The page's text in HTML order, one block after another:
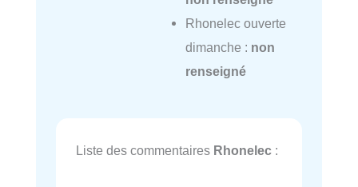
Rhonelec ouverte
dimanche : non
renseigné
Liste des commentaires Rhonelec :